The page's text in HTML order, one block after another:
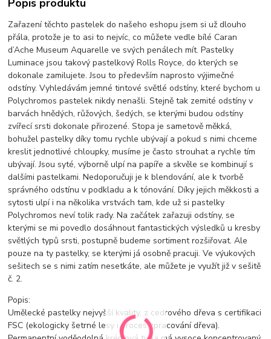
Zařazení těchto pastelek do našeho eshopu jsem si už dlouho
přála, protože je to asi to nejvíc, co můžete vedle bílé Caran
d’Ache Museum Aquarelle ve svých penálech mít. Pastelky
Luminace jsou takový pastelkový Rolls Royce, do kterých se
dokonale zamilujete. Jsou to především naprosto výjimečné
odstíny. Vyhledávám jemné tintové světlé odstíny, které bychom u
Polychromos pastelek nikdy nenašli. Stejně tak zemité odstíny v
barvách hnědých, růžových, šedých, se kterými budou odstíny
zvířecí srsti dokonale přirozené. Stopa je sametově měkká,
bohužel pastelky díky tomu rychle ubývají a pokud s nimi chceme
kreslit jednotlivé chloupky, musíme je často strouhat a rychle tím
ubývají. Jsou syté, výborně ulpí na papíře a skvěle se kombinují s
dalšími pastelkami. Nedoporučuji je k blendování, ale k tvorbě
správného odstínu v podkladu a k tónování. Díky jejich měkkosti a
sytosti ulpí i na několika vrstvách tam, kde už si pastelky
Polychromos neví tolik rady. Na začátek zařazuji odstíny, se
kterými se mi povedlo dosáhnout fantastických výsledků u kresby
světlých typů srsti, postupně budeme sortiment rozšiřovat. Ale
pouze na ty pastelky, se kterými já osobně pracuji. Ve výukových
sešitech se s nimi zatím nesetkáte, ale můžete je využít již v sešitě
č. 2.
Popis:
Umělecké pastelky nejvyšší kvality, z cedrového dřeva s certifikaci
FSC (ekologicky šetrné lesy i proces zpracování dřeva).